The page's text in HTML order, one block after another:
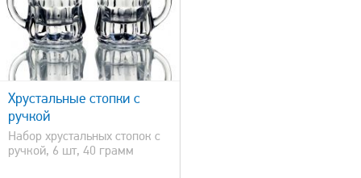
Хрустальные стопки с
ручкой
Набор хрустальных стопок с
ручкой, 6 шт, 40 грамм